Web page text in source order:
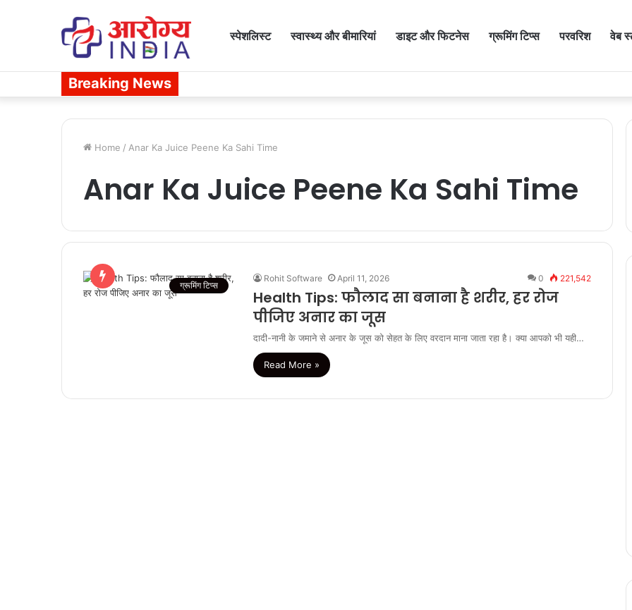
स्पेशलिस्ट स्वास्थ्य और बीमारियां डाइट और फिटनेस ग्रूमिंग टिप्स परवरिश वेब
Breaking News
Home / Anar Ka Juice Peene Ka Sahi Time
Anar Ka Juice Peene Ka Sahi Time
ग्रूमिंग टिप्स
Rohit Software April 11, 2026 0 221,542
Health Tips: फौलाद सा बनाना है शरीर, हर रोज
पीजिए अनार का जूस
दादी-नानी के जमाने से अनार के जूस को सेहत के लिए वरदान माना जाता रहा है। क्या आपको भी यही…
Read More »